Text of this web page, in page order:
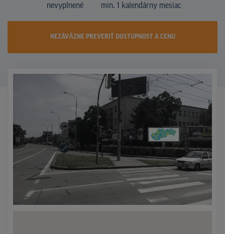
KTO SME
KONTAKTY
nevyplnené min. 1 kalendárny mesiac
NEZÁVÄZNE PREVERIŤ DOSTUPNOST A CENU